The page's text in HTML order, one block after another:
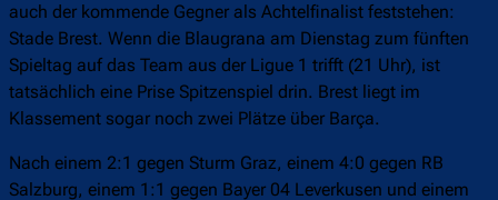
auch der kommende Gegner als Achtelfinalist feststehen:
Stade Brest. Wenn die Blaugrana am Dienstag zum fünften
Spieltag auf das Team aus der Ligue 1 trifft (21 Uhr), ist
tatsächlich eine Prise Spitzenspiel drin. Brest liegt im
Klassement sogar noch zwei Plätze über Barça.
Nach einem 2:1 gegen Sturm Graz, einem 4:0 gegen RB
Salzburg, einem 1:1 gegen Bayer 04 Leverkusen und einem